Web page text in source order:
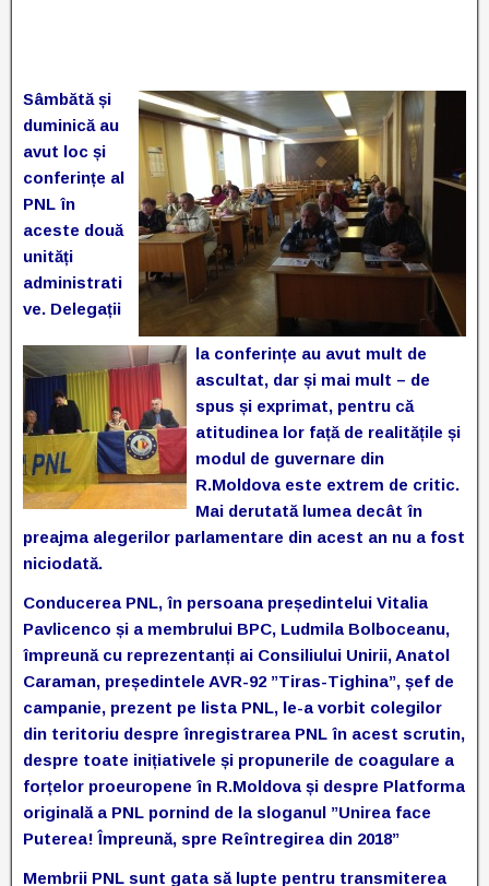
Sâmbătă și
duminică au
avut loc și
conferințe al
PNL în
aceste două
unități
administrati
ve. Delegații
la conferințe au avut mult de
ascultat, dar și mai mult – de
spus și exprimat, pentru că
atitudinea lor față de realitățile și
modul de guvernare din
R.Moldova este extrem de critic.
Mai derutată lumea decât în
preajma alegerilor parlamentare din acest an nu a fost
niciodată.
Conducerea PNL, în persoana președintelui Vitalia
Pavlicenco și a membrului BPC, Ludmila Bolboceanu,
împreună cu reprezentanți ai Consiliului Unirii, Anatol
Caraman, președintele AVR-92 ”Tiras-Tighina”, șef de
campanie, prezent pe lista PNL, le-a vorbit colegilor
din teritoriu despre înregistrarea PNL în acest scrutin,
despre toate inițiativele și propunerile de coagulare a
forțelor proeuropene în R.Moldova și despre Platforma
originală a PNL pornind de la sloganul ”Unirea face
Puterea! Împreună, spre Reîntregirea din 2018”
Membrii PNL sunt gata să lupte pentru transmiterea